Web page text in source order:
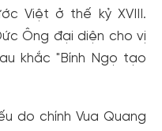
Việt ở thế kỷ XVIII.
Ông đại diện cho vị
khắc "Bính Ngọ tạo
do chính Vua Quang